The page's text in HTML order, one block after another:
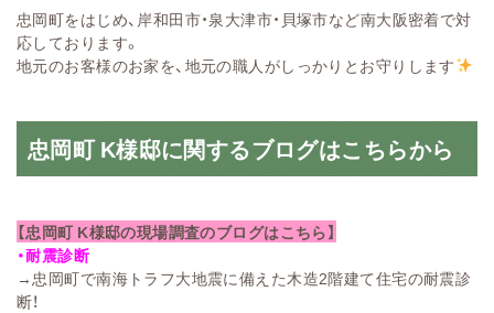
忠岡町をはじめ、岸和田市・泉大津市・貝塚市など南大阪密着で対
応しております。
地元のお客様のお家を、地元の職人がしっかりとお守りします
忠岡町 K様邸に関するブログはこちらから
【忠岡町 K様邸の現場調査のブログはこちら】
・耐震診断
→ 忠岡町で南海トラフ大地震に備えた木造2階建て住宅の耐震診
断！